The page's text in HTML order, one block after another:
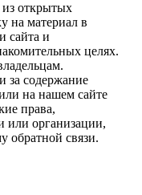
из открытых
на материал в
сайта и
целях.
за содержание
на нашем сайте
права,
организации,
обратной связи.